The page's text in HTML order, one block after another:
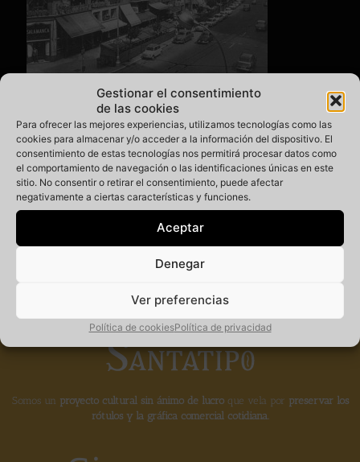
Gestionar el consentimiento
de las cookies
Para ofrecer las mejores experiencias, utilizamos tecnologías como las
cookies para almacenar y/o acceder a la información del dispositivo. El
consentimiento de estas tecnologías nos permitirá procesar datos como
el comportamiento de navegación o las identificaciones únicas en este
sitio. No consentir o retirar el consentimiento, puede afectar
negativamente a ciertas características y funciones.
Aceptar
Denegar
Ver preferencias
Política de cookiesPolítica de privacidad
Miembro
fundador de la
Somos un proyecto cultural sin ánimo de lucroque vela por preservar los
rótulos y la gráfica comercial cotidiana.